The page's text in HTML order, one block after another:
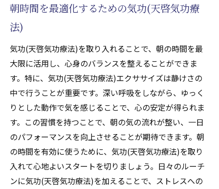
朝時間を最適化するための気功(天啓気功療
法)
気功(天啓気功療法)を取り入れることで、朝の時間を最
大限に活用し、心身のバランスを整えることができま
す。特に、気功(天啓気功療法)エクササイズは静けさの
中で行うことが重要です。深い呼吸をしながら、ゆっく
りとした動作で気を感じることで、心の安定が得られま
す。この習慣を持つことで、朝の気の流れが整い、一日
のパフォーマンスを向上させることが期待できます。朝
の時間を有効に使うために、気功(天啓気功療法)を取り
入れて心地よいスタートを切りましょう。日々のルーチ
ンに気功(天啓気功療法)を加えることで、ストレスへの